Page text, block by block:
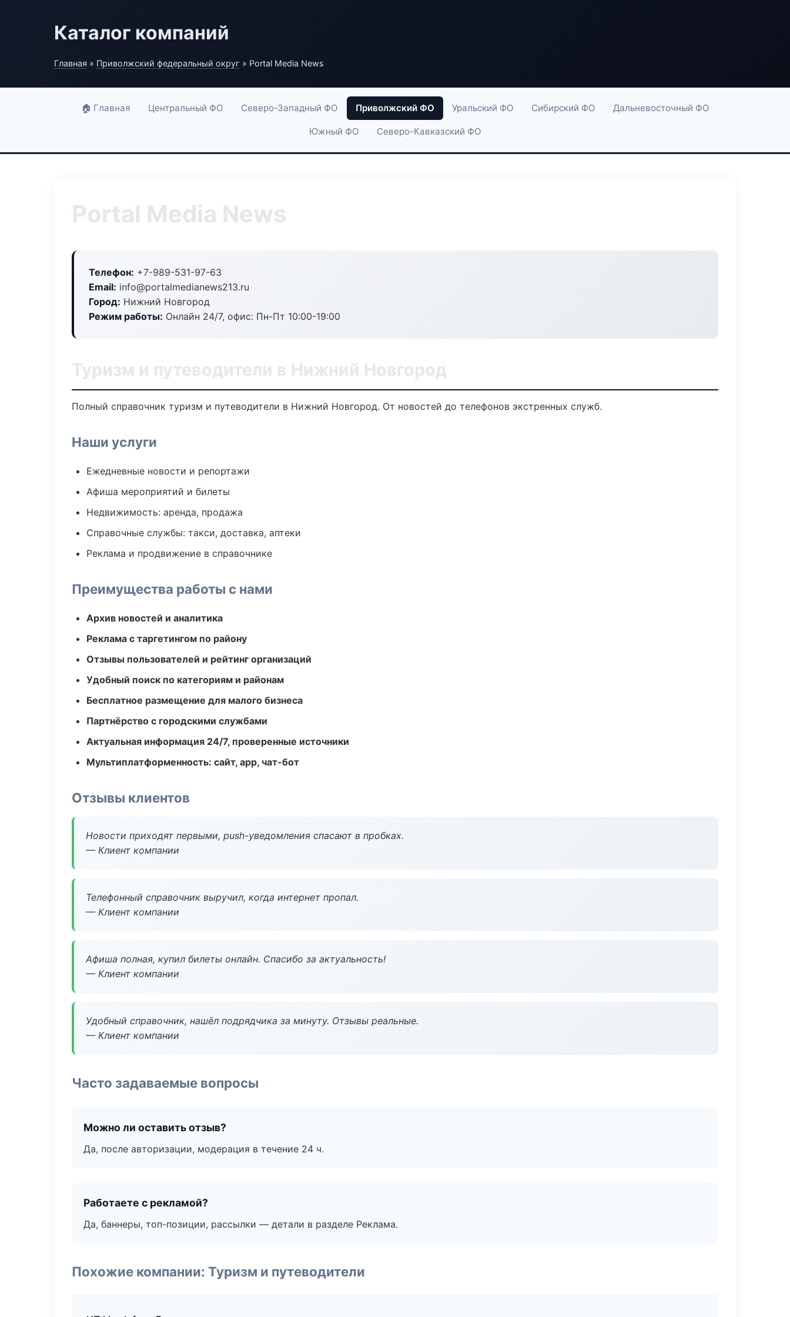
Каталог компаний
Главная » Приволжский федеральный округ » Portal Media News
🏠 Главная Центральный ФО Северо-Западный ФО Приволжский ФО Уральский ФО Сибирский ФО Дальневосточный ФО
Южный ФО Северо-Кавказский ФО
Portal Media News
Телефон: +7-989-531-97-63
Email: info@portalmedianews213.ru
Город: Нижний Новгород
Режим работы: Онлайн 24/7, офис: Пн-Пт 10:00-19:00
Туризм и путеводители в Нижний Новгород
Полный справочник туризм и путеводители в Нижний Новгород. От новостей до телефонов экстренных служб.
Наши услуги
Ежедневные новости и репортажи
Афиша мероприятий и билеты
Недвижимость: аренда, продажа
Справочные службы: такси, доставка, аптеки
Реклама и продвижение в справочнике
Преимущества работы с нами
Архив новостей и аналитика
Реклама с таргетингом по району
Отзывы пользователей и рейтинг организаций
Удобный поиск по категориям и районам
Бесплатное размещение для малого бизнеса
Партнёрство с городскими службами
Актуальная информация 24/7, проверенные источники
Мультиплатформенность: сайт, app, чат-бот
Отзывы клиентов
Новости приходят первыми, push-уведомления спасают в пробках.
— Клиент компании
Телефонный справочник выручил, когда интернет пропал.
— Клиент компании
Афиша полная, купил билеты онлайн. Спасибо за актуальность!
— Клиент компании
Удобный справочник, нашёл подрядчика за минуту. Отзывы реальные.
— Клиент компании
Часто задаваемые вопросы
Можно ли оставить отзыв?
Да, после авторизации, модерация в течение 24 ч.
Работаете с рекламой?
Да, баннеры, топ-позиции, рассылки — детали в разделе Реклама.
Похожие компании: Туризм и путеводители